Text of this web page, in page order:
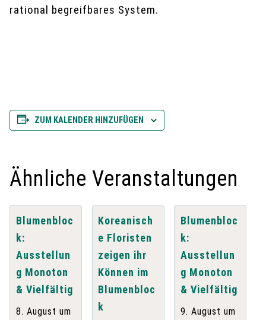
rational begreifbares System.
ZUM KALENDER HINZUFÜGEN
Ähnliche Veranstaltungen
Blumenbloc
k:
Ausstellun
g Monoton
& Vielfältig
8. August um
Koreanisch
e Floristen
zeigen ihr
Können im
Blumenbloc
k
Blumenbloc
k:
Ausstellun
g Monoton
& Vielfältig
9. August um